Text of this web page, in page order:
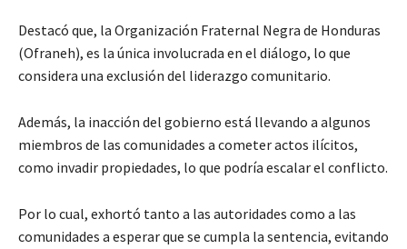
Destacó que, la Organización Fraternal Negra de Honduras
(Ofraneh), es la única involucrada en el diálogo, lo que
considera una exclusión del liderazgo comunitario.
Además, la inacción del gobierno está llevando a algunos
miembros de las comunidades a cometer actos ilícitos,
como invadir propiedades, lo que podría escalar el conflicto.
Por lo cual, exhortó tanto a las autoridades como a las
comunidades a esperar que se cumpla la sentencia, evitando